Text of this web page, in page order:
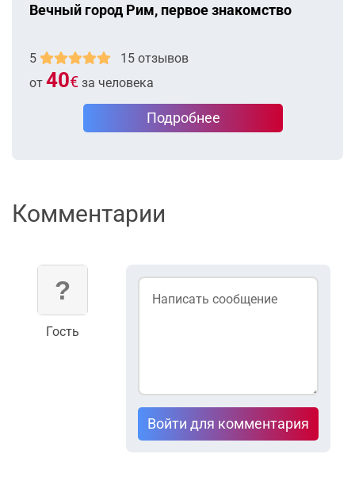
Вечный город Рим, первое знакомство
5
15 отзывов
от 40€ за человека
Подробнее
Комментарии
Гость
Войти для комментария